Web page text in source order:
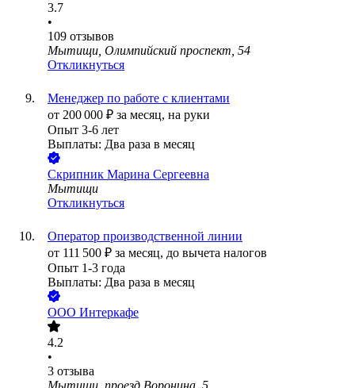
3.7
•
109 отзывов
Мытищи, Олимпийский проспект, 54
Откликнуться
Менеджер по работе с клиентами
от 200 000 ₽ за месяц, на руки
Опыт 3-6 лет
Выплаты: Два раза в месяц
Скрипник Марина Сергеевна
Мытищи
Откликнуться
Оператор производственной линии
от 111 500 ₽ за месяц, до вычета налогов
Опыт 1-3 года
Выплаты: Два раза в месяц
ООО Интеркафе
4.2
•
3 отзыва